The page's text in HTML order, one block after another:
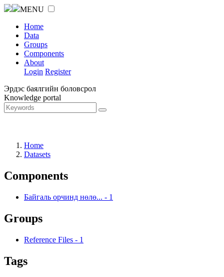
MENU
Home
Data
Groups
Components
About
Login Register
Эрдэс баялгийн боловсрол
Knowledge portal
Home
Datasets
Components
Байгаль орчинд нөлө... - 1
Groups
Reference Files - 1
Tags